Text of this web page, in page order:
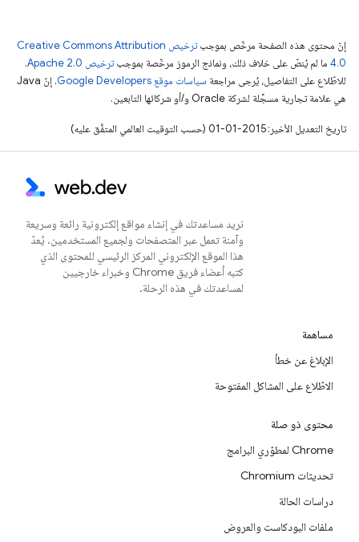
إنّ محتوى هذه الصفحة مرخّص بموجب
ترخيص Creative Commons Attribution
4.0‏ ما لم يُنصّ على خلاف ذلك، ونماذج الرموز مرخّصة بموجبترخيص Apache 2.0‏
.
للاطّلاع على التفاصيل، يُرجى مراجعة سياسات موقع Google Developers‏
. إنّ Java
هي علامة تجارية مسجَّلة لشركة Oracle و/أو شركائها التابعين.
تاريخ التعديل الأخير: 2015-01-01 (حسب التوقيت العالمي المتفَّق عليه)
نريد مساعدتك في إنشاء مواقع إلكترونية رائعة وسريعة
وآمنة تعمل عبر المتصفحات ولجميع المستخدمين. يُعدّ
هذا الموقع الإلكتروني المركز الرئيسي للمحتوى الذي
كتبه أعضاء فريق Chrome وخبراء خارجيين
لمساعدتك في هذه الرحلة.
مساهمة
الإبلاغ عن خطأ
الاطّلاع على المشاكل المفتوحة
محتوى ذو صلة
Chrome لمطوّري البرامج
تحديثات Chromium
دراسات الحالة
ملفات البودكاست والعروض